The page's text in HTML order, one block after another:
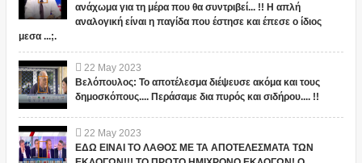
ανάχωμα για τη μέρα που θα συντριβεί... !! Η απλή
αναλογική είναι η παγίδα που έστησε και έπεσε ο ίδιος
μεσα ...;.
22 May 2023
Βελόπουλος: Το αποτέλεσμα διέψευσε ακόμα και τους
δημοσκόπους.... Περάσαμε δια πυρός και σιδήρου.... !!
22 May 2023
ΕΔΩ ΕΙΝΑΙ ΤΟ ΛΑΘΟΣ ΜΕ ΤΑ ΑΠΟΤΕΛΕΣΜΑΤΑ ΤΩΝ